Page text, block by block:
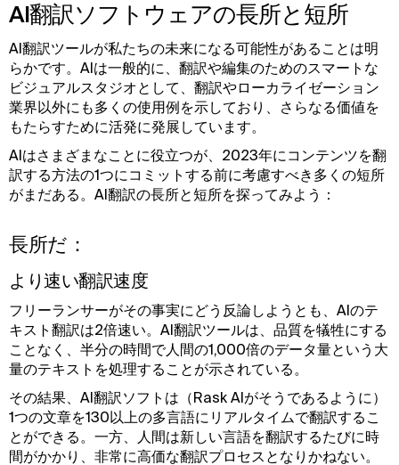
AI翻訳ソフトウェアの長所と短所
AI翻訳ツールが私たちの未来になる可能性があることは明
らかです。AIは一般的に、翻訳や編集のためのスマートな
ビジュアルスタジオとして、翻訳やローカライゼーション
業界以外にも多くの使用例を示しており、さらなる価値を
もたらすために活発に発展しています。
AIはさまざまなことに役立つが、2023年にコンテンツを翻
訳する方法の1つにコミットする前に考慮すべき多くの短所
がまだある。AI翻訳の長所と短所を探ってみよう：
長所だ：
より速い翻訳速度
フリーランサーがその事実にどう反論しようとも、AIのテ
キスト翻訳は2倍速い。AI翻訳ツールは、品質を犠牲にする
ことなく、半分の時間で人間の1,000倍のデータ量という大
量のテキストを処理することが示されている。
その結果、AI翻訳ソフトは（Rask AIがそうであるように）
1つの文章を130以上の多言語にリアルタイムで翻訳するこ
とができる。一方、人間は新しい言語を翻訳するたびに時
間がかかり、非常に高価な翻訳プロセスとなりかねない。